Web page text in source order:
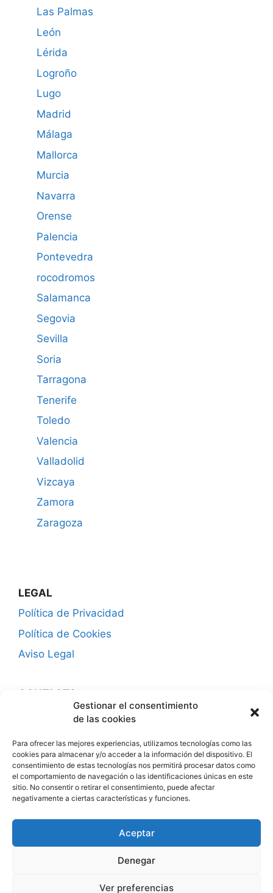
Gestionar el consentimiento
de las cookies
Para ofrecer las mejores experiencias, utilizamos tecnologías como las
cookies para almacenar y/o acceder a la información del dispositivo. El
consentimiento de estas tecnologías nos permitirá procesar datos como
el comportamiento de navegación o las identificaciones únicas en este
sitio. No consentir o retirar el consentimiento, puede afectar
negativamente a ciertas características y funciones.
Aceptar
Denegar
Ver preferencias
Las Palmas
León
Lérida
Logroño
Lugo
Madrid
Málaga
Mallorca
Murcia
Navarra
Orense
Palencia
Pontevedra
rocodromos
Salamanca
Segovia
Sevilla
Soria
Tarragona
Tenerife
Toledo
Valencia
Valladolid
Vizcaya
Zamora
Zaragoza
LEGAL
Política de Privacidad
Política de Cookies
Aviso Legal
CONTACTO
¿Hablamos?
Seguro a través de Amazon
En calidad de Afiliados de Amazon, obtenemos ingresos por